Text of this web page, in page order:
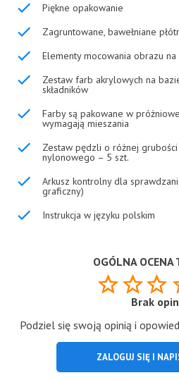
Piękne opakowanie
Zagruntowane, bawełniane
Elementy mocowania obrazu na
Zestaw farb akrylowych na
składników
Farby są pakowane w
wymagają mieszania
Zestaw pędzli o różnej
nylonowego – 5 szt.
Arkusz kontrolny dla
graficzny)
Instrukcja w języku polskim
OGÓLNA OCENA
Brak
Podziel się swoją opinią i
ZALOGUJ SIĘ I